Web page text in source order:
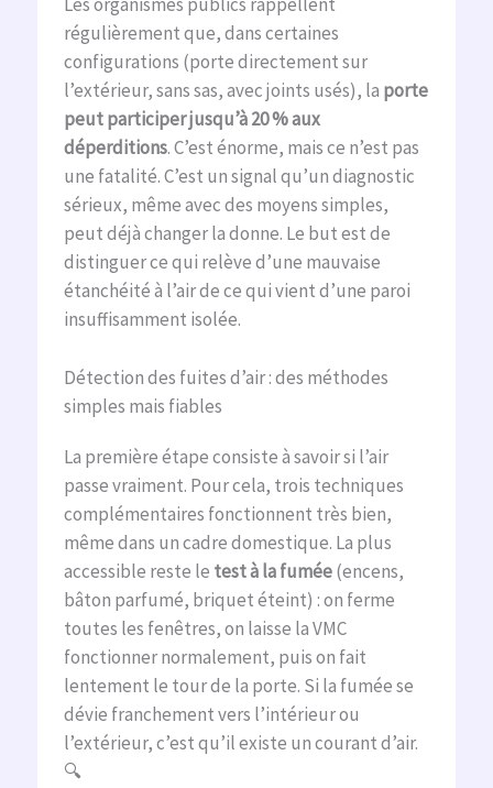
régulièrement que, dans certaines
configurations (porte directement sur
l’extérieur, sans sas, avec joints usés), la porte
peut participer jusqu’à 20 % aux
déperditions. C’est énorme, mais ce n’est pas
une fatalité. C’est un signal qu’un diagnostic
sérieux, même avec des moyens simples,
peut déjà changer la donne. Le but est de
distinguer ce qui relève d’une mauvaise
étanchéité à l’air de ce qui vient d’une paroi
insuffisamment isolée.
Détection des fuites d’air : des méthodes
simples mais fiables
La première étape consiste à savoir si l’air
passe vraiment. Pour cela, trois techniques
complémentaires fonctionnent très bien,
même dans un cadre domestique. La plus
accessible reste le test à la fumée(encens,
bâton parfumé, briquet éteint) : on ferme
toutes les fenêtres, on laisse la VMC
fonctionner normalement, puis on fait
lentement le tour de la porte. Si la fumée se
dévie franchement vers l’intérieur ou
l’extérieur, c’est qu’il existe un courant d’air.
🔍